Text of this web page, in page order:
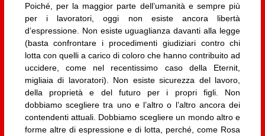
Poiché, per la maggior parte dell’umanità e sempre più
per i lavoratori, oggi non esiste ancora libertà
d’espressione. Non esiste uguaglianza davanti alla legge
(basta confrontare i procedimenti giudiziari contro chi
lotta con quelli a carico di coloro che hanno contribuito ad
uccidere, come nel recentissimo caso della Eternit,
migliaia di lavoratori). Non esiste sicurezza del lavoro,
della proprietà e del futuro per i propri figli. Non
dobbiamo scegliere tra uno e l’altro o l’altro ancora dei
contendenti attuali. Dobbiamo scegliere un mondo altro e
forme altre di espressione e di lotta, perché, come Rosa